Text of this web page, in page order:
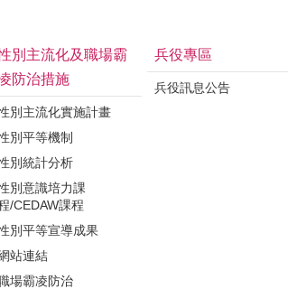
別主流化及職場霸
防治措施
別主流化實施計畫
別平等機制
別統計分析
別意識培力課
/CEDAW課程
別平等宣導成果
站連結
場霸凌防治
兵役專區
兵役訊息公告